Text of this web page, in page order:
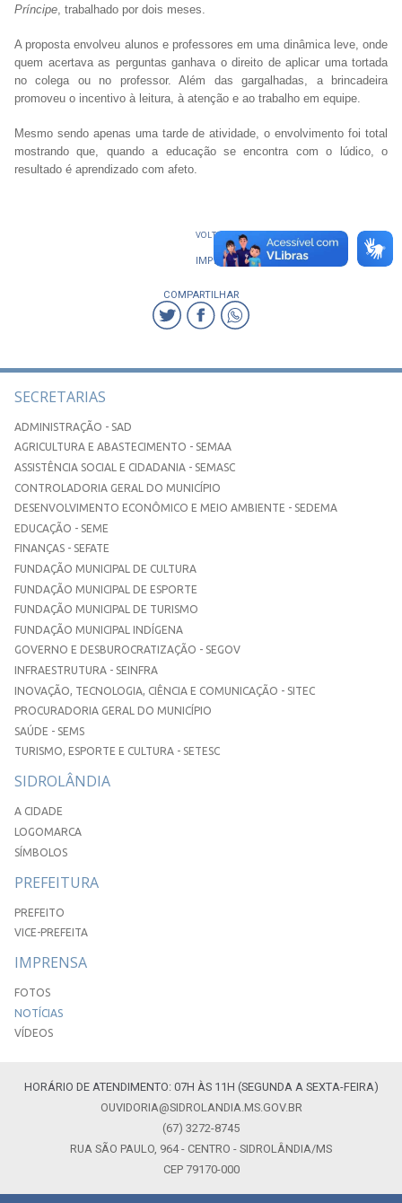
Príncipe , trabalhado por dois meses.
A proposta envolveu alunos e professores em uma dinâmica leve, onde
quem acertava as perguntas ganhava o direito de aplicar uma tortada
no colega ou no professor. Além das gargalhadas, a brincadeira
promoveu o incentivo à leitura, à atenção e ao trabalho em equipe.
Mesmo sendo apenas uma tarde de atividade, o envolvimento foi total
mostrando que, quando a educação se encontra com o lúdico, o
resultado é aprendizado com afeto.
VOLTAR
IMPRIMIR
COMPARTILHAR
SECRETARIAS
ADMINISTRAÇÃO - SAD
AGRICULTURA E ABASTECIMENTO - SEMAA
ASSISTÊNCIA SOCIAL E CIDADANIA - SEMASC
CONTROLADORIA GERAL DO MUNICÍPIO
DESENVOLVIMENTO ECONÔMICO E MEIO AMBIENTE - SEDEMA
EDUCAÇÃO - SEME
FINANÇAS - SEFATE
FUNDAÇÃO MUNICIPAL DE CULTURA
FUNDAÇÃO MUNICIPAL DE ESPORTE
FUNDAÇÃO MUNICIPAL DE TURISMO
FUNDAÇÃO MUNICIPAL INDÍGENA
GOVERNO E DESBUROCRATIZAÇÃO - SEGOV
INFRAESTRUTURA - SEINFRA
INOVAÇÃO, TECNOLOGIA, CIÊNCIA E COMUNICAÇÃO - SITEC
PROCURADORIA GERAL DO MUNICÍPIO
SAÚDE - SEMS
TURISMO, ESPORTE E CULTURA - SETESC
SIDROLÂNDIA
A CIDADE
LOGOMARCA
SÍMBOLOS
PREFEITURA
PREFEITO
VICE-PREFEITA
IMPRENSA
FOTOS
NOTÍCIAS
VÍDEOS
HORÁRIO DE ATENDIMENTO: 07H ÀS 11H (SEGUNDA A SEXTA-FEIRA)
OUVIDORIA@SIDROLANDIA.MS.GOV.BR
(67) 3272-8745
RUA SÃO PAULO, 964 - CENTRO - SIDROLÂNDIA/MS
CEP 79170-000